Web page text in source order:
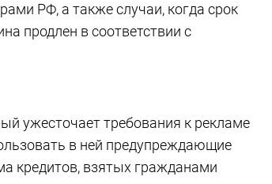
РФ, а также случаи, когда срок
продлен в соответствии с
ужесточает требования к рекламе
в ней предупреждающие
кредитов, взятых гражданами